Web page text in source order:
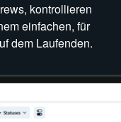
kontrollieren
einfachen, für
dem Laufenden.